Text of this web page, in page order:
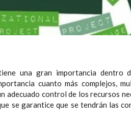
una gran importancia dentro
cuanto más complejos,
adecuado control de los recursos
se garantice que se tendrán las